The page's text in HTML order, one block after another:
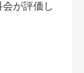
が評価し